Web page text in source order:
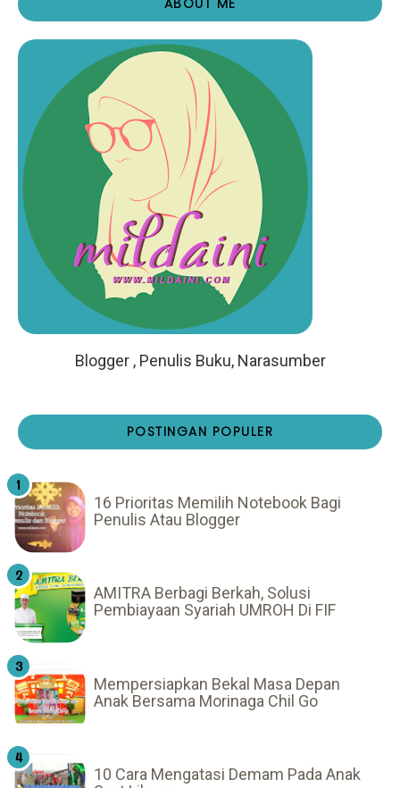
Blogger , Penulis Buku, Narasumber
POSTINGAN POPULER
16 Prioritas Memilih Notebook Bagi
Penulis Atau Blogger
AMITRA Berbagi Berkah, Solusi
Pembiayaan Syariah UMROH Di FIF
Mempersiapkan Bekal Masa Depan
Anak Bersama Morinaga Chil Go
10 Cara Mengatasi Demam Pada Anak